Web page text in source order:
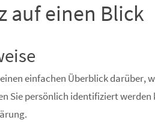
auf einen Blick
einfachen Überblick darüber,
Sie persönlich identifiziert